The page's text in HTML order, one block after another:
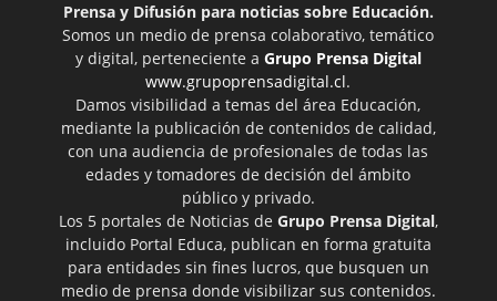
Prensa y Difusión para noticias sobre Educación.
Somos un medio de prensa colaborativo, temático
y digital, perteneciente a Grupo Prensa Digital
www.grupoprensadigital.cl.
Damos visibilidad a temas del área Educación,
mediante la publicación de contenidos de calidad,
con una audiencia de profesionales de todas las
edades y tomadores de decisión del ámbito
público y privado.
Los 5 portales de Noticias de Grupo Prensa Digital,
incluido Portal Educa, publican en forma gratuita
para entidades sin fines lucros, que busquen un
medio de prensa donde visibilizar sus contenidos.